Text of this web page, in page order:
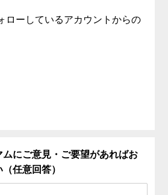
ローしているアカウントからの
ムにご意見・ご要望があればお
任意回答）